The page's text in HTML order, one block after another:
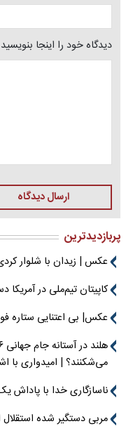
دیدگاه خود را اینجا
ارسال دیدگاه
پربازدیدترین
عکس | زیدان با شلوار
کاپیتان تیم‌ملی در آمریکا
عکس| بی اعتنایی ستاره
می‌شکنند؟ | امیدواری با
ناسازگاری خدا با پاداش
مربی دستگیر شده